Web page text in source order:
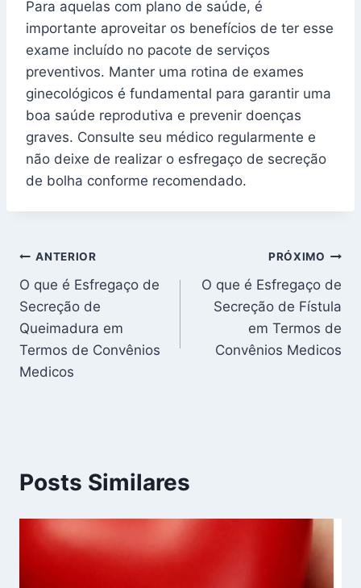
Para aquelas com plano de saúde, é
importante aproveitar os benefícios de ter esse
exame incluído no pacote de serviços
preventivos. Manter uma rotina de exames
ginecológicos é fundamental para garantir uma
boa saúde reprodutiva e prevenir doenças
graves. Consulte seu médico regularmente e
não deixe de realizar o esfregaço de secreção
de bolha conforme recomendado.
Navegação
de
Post
ANTERIOR
O que é Esfregaço de
Secreção de
Queimadura em
Termos de Convênios
Medicos
PRÓXIMO
O que é Esfregaço de
Secreção de Fístula
em Termos de
Convênios Medicos
Posts Similares